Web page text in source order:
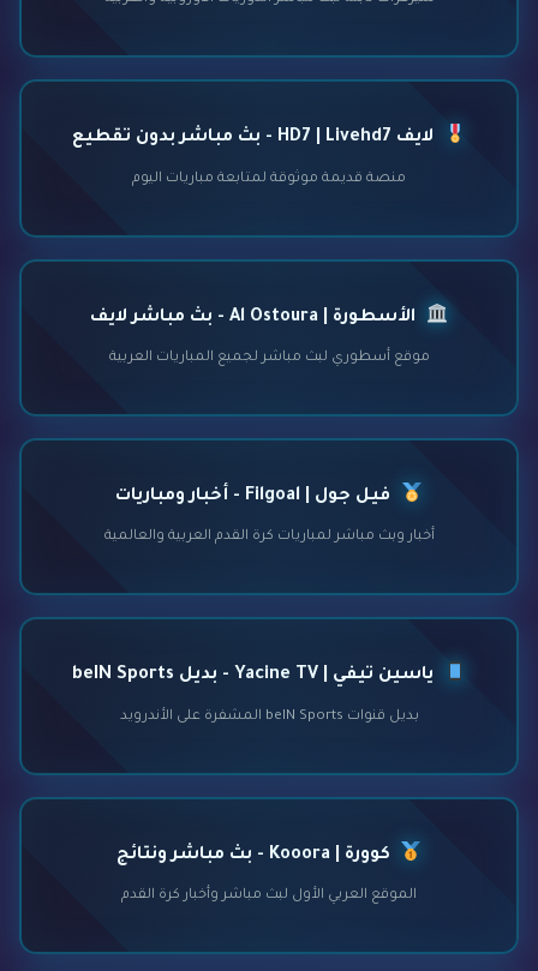
لايف HD7 | Livehd7 - بث مباشر بدون تقطيع
منصة قديمة موثوقة لمتابعة مباريات اليوم
الأسطورة | Al Ostoura - بث مباشر لايف
موقع أسطوري لبث مباشر لجميع المباريات العربية
فيل جول | Filgoal - أخبار ومباريات
أخبار وبث مباشر لمباريات كرة القدم العربية والعالمية
ياسين تيفي | Yacine TV - بديل beIN Sports
بديل قنوات beIN Sports المشفرة على الأندرويد
كوورة | Kooora - بث مباشر ونتائج
الموقع العربي الأول لبث مباشر وأخبار كرة القدم